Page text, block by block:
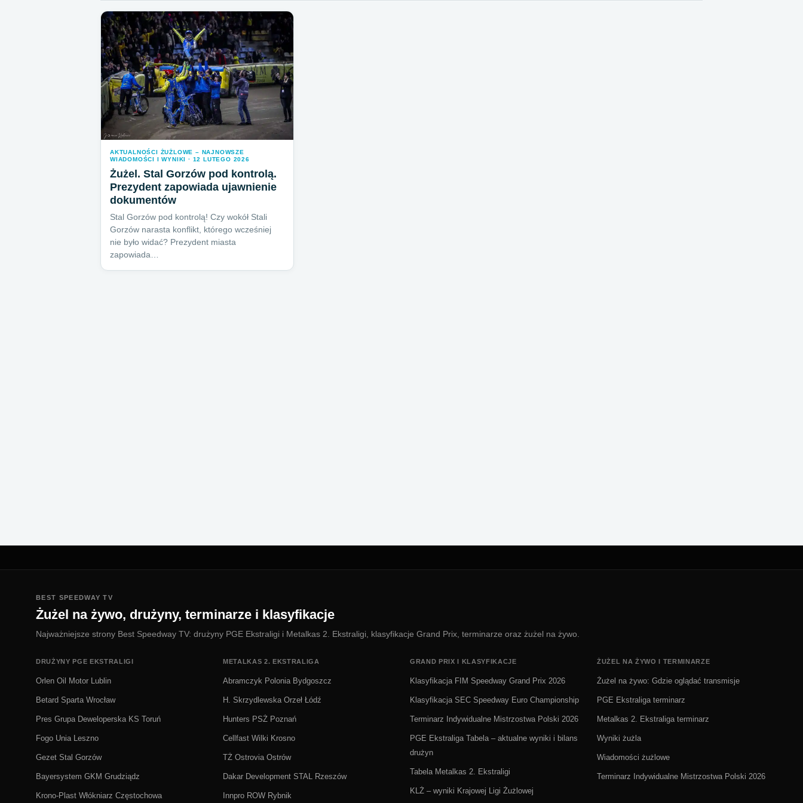
AKTUALNOŚCI ŻUŻLOWE – NAJNOWSZE
WIADOMOŚCI I WYNIKI · 12 LUTEGO 2026
Żużel. Stal Gorzów pod kontrolą.
Prezydent zapowiada ujawnienie
dokumentów
Stal Gorzów pod kontrolą! Czy wokół Stali
Gorzów narasta konflikt, którego wcześniej
nie było widać? Prezydent miasta
zapowiada…
BEST SPEEDWAY TV
Żużel na żywo, drużyny, terminarze i klasyfikacje
Najważniejsze strony Best Speedway TV: drużyny PGE Ekstraligi i Metalkas 2. Ekstraligi, klasyfikacje Grand Prix, terminarze oraz żużel na żywo.
DRUŻYNY PGE EKSTRALIGI
Orlen Oil Motor Lublin
Betard Sparta Wrocław
Pres Grupa Deweloperska KS Toruń
Fogo Unia Leszno
Gezet Stal Gorzów
Bayersystem GKM Grudziądz
Krono-Plast Włókniarz Częstochowa
METALKAS 2. EKSTRALIGA
Abramczyk Polonia Bydgoszcz
H. Skrzydlewska Orzeł Łódź
Hunters PSŻ Poznań
Cellfast Wilki Krosno
TŻ Ostrovia Ostrów
Dakar Development STAL Rzeszów
Innpro ROW Rybnik
GRAND PRIX I KLASYFIKACJE
Klasyfikacja FIM Speedway Grand Prix 2026
Klasyfikacja SEC Speedway Euro Championship
Terminarz Indywidualne Mistrzostwa Polski 2026
PGE Ekstraliga Tabela – aktualne wyniki i bilans
drużyn
Tabela Metalkas 2. Ekstraligi
KLŻ – wyniki Krajowej Ligi Żużlowej
ŻUŻEL NA ŻYWO I TERMINARZE
Żużel na żywo: Gdzie oglądać transmisje
PGE Ekstraliga terminarz
Metalkas 2. Ekstraliga terminarz
Wyniki żużla
Wiadomości żużlowe
Terminarz Indywidualne Mistrzostwa Polski 2026